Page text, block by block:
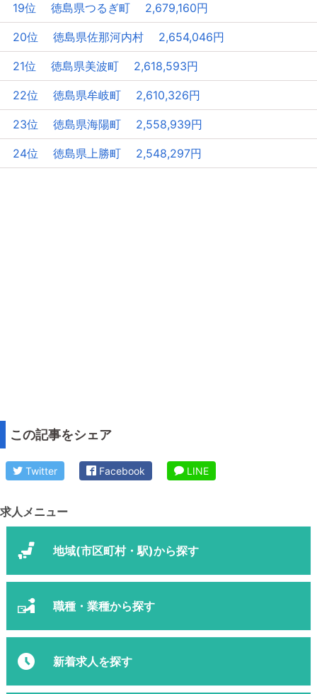
19位 徳島県つるぎ町 2,679,160円
20位 徳島県佐那河内村 2,654,046円
21位 徳島県美波町 2,618,593円
22位 徳島県牟岐町 2,610,326円
23位 徳島県海陽町 2,558,939円
24位 徳島県上勝町 2,548,297円
この記事をシェア
Twitter Facebook LINE
求人メニュー
地域(市区町村・駅)から探す
職種・業種から探す
新着求人を探す